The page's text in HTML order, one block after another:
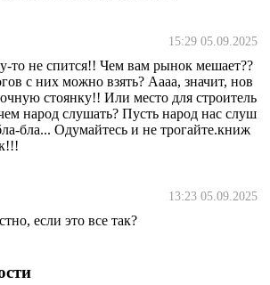
15:29 05.09.2025
то не спится!! Чем вам рынок мешает??
с них можно взять? Аааа, значит, нов
стоянку!! Или место для строитель
народ слушать? Пусть народ нас слуш
бла... Одумайтесь и не трогайте.книж
13:23 05.09.2025
если это все так?